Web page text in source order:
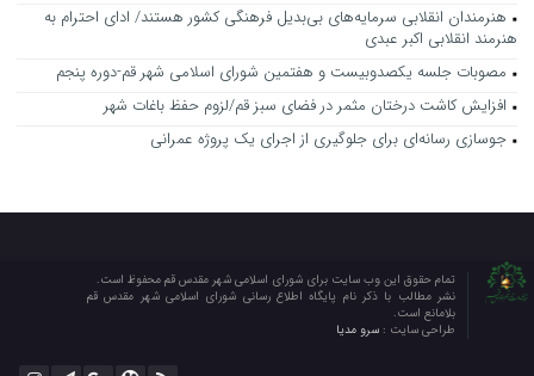
هنرمندان انقلابی سرمایه‌های بی‌بدیل فرهنگی کشور هستند/ ادای احترام به
هنرمند انقلابی اکبر عبدی
مصوبات جلسه یکصدوبیست و هفتمین شورای اسلامی شهر قم-دوره پنجم
افزایش کاشت درختان مثمر در فضای سبز قم/لزوم حفظ باغات شهر
جوسازی رسانه‌ای برای جلوگیری از اجرای یک پروژه‌ عمرانی
تمام حقوق این وب سایت برای شورای اسلامی شهر مقدس قم محفوظ است.
نشر مطالب با ذکر نام پایگاه اطلاع رسانی شورای اسلامی شهر مقدس قم
بلامانع است.
طراحی سایت : سرو مدیا